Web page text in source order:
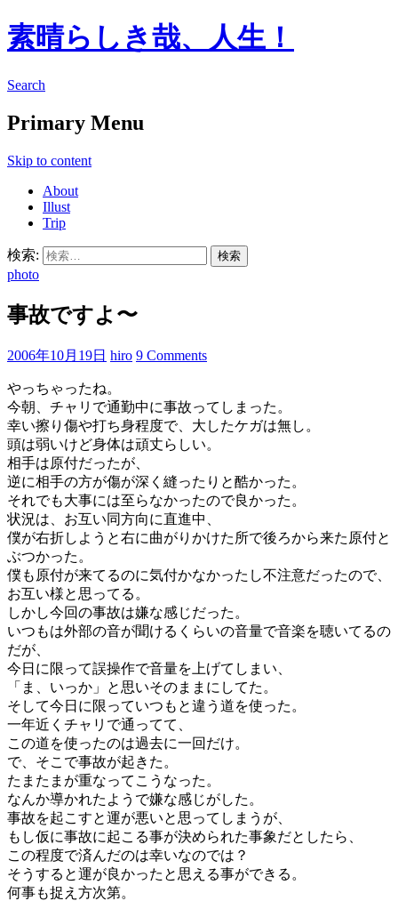
素晴らしき哉、人生！
Search
Primary Menu
Skip to content
About
Illust
Trip
検索:
photo
事故ですよ〜
2006年10月19日 hiro 9 Comments
やっちゃったね。
今朝、チャリで通勤中に事故ってしまった。
幸い擦り傷や打ち身程度で、大したケガは無し。
頭は弱いけど身体は頑丈らしい。
相手は原付だったが、
逆に相手の方が傷が深く縫ったりと酷かった。
それでも大事には至らなかったので良かった。
状況は、お互い同方向に直進中、
僕が右折しようと右に曲がりかけた所で後ろから来た原付と
ぶつかった。
僕も原付が来てるのに気付かなかったし不注意だったので、
お互い様と思ってる。
しかし今回の事故は嫌な感じだった。
いつもは外部の音が聞けるくらいの音量で音楽を聴いてるの
だが、
今日に限って誤操作で音量を上げてしまい、
「ま、いっか」と思いそのままにしてた。
そして今日に限っていつもと違う道を使った。
一年近くチャリで通ってて、
この道を使ったのは過去に一回だけ。
で、そこで事故が起きた。
たまたまが重なってこうなった。
なんか導かれたようで嫌な感じがした。
事故を起こすと運が悪いと思ってしまうが、
もし仮に事故に起こる事が決められた事象だとしたら、
この程度で済んだのは幸いなのでは？
そうすると運が良かったと思える事ができる。
何事も捉え方次第。